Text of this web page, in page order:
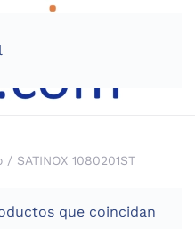
SATINOX 1080201ST
que coincidan